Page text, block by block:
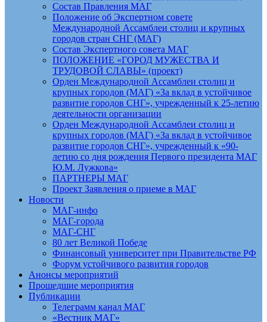
Состав Правления МАГ
Положение об Экспертном совете
Международной Ассамблеи столиц и крупных
городов стран СНГ (МАГ)
Состав Экспертного совета МАГ
ПОЛОЖЕНИЕ «ГОРОД МУЖЕСТВА И
ТРУДОВОЙ СЛАВЫ» (проект)
Орден Международной Ассамблеи столиц и
крупных городов (МАГ) «За вклад в устойчивое
развитие городов СНГ», учрежденный к 25-летию
деятельности организации
Орден Международной Ассамблеи столиц и
крупных городов (МАГ) «За вклад в устойчивое
развитие городов СНГ», учрежденный к «90-
летию со дня рождения Первого президента МАГ
Ю.М. Лужкова»
ПАРТНЕРЫ МАГ
Проект Заявления о приеме в МАГ
Новости
МАГ-инфо
МАГ-города
МАГ-СНГ
80 лет Великой Победе
Финансовый университет при Правительстве РФ
Форум устойчивого развития городов
Анонсы мероприятий
Прошедшие мероприятия
Публикации
Телеграмм канал МАГ
«Вестник МАГ»